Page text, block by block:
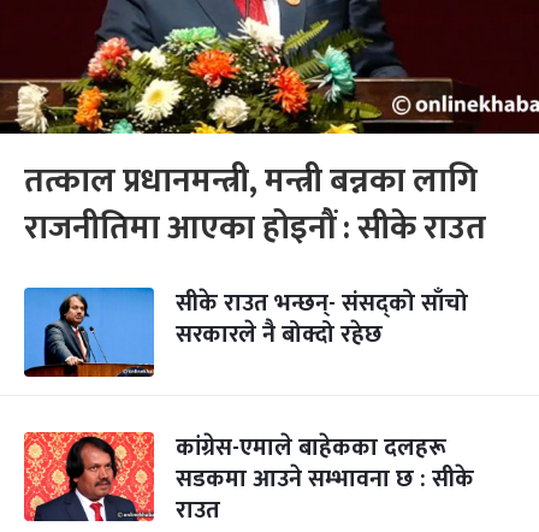
तत्काल प्रधानमन्त्री, मन्त्री बन्नका लागि
राजनीतिमा आएका होइनौं : सीके राउत
सीके राउत भन्छन्- संसद्को साँचो
सरकारले नै बोक्दो रहेछ
कांग्रेस-एमाले बाहेकका दलहरू
सडकमा आउने सम्भावना छ : सीके
राउत